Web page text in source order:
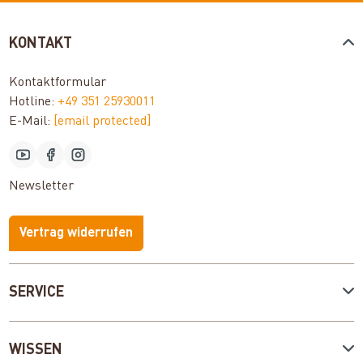
SERVICE
WISSEN
KONTAKT
Kontaktformular
Hotline: +49 351 25930011
E-Mail:
[email protected]
Newsletter
Vertrag widerrufen